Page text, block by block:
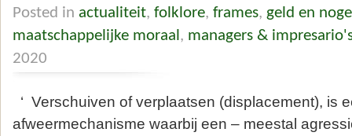
Posted in actualiteit, folklore, frames, geld en
maatschappelijke moraal , managers &
2020
‘ Verschuiven of verplaatsen (displacement), is
afweermechanisme waarbij een – meestal